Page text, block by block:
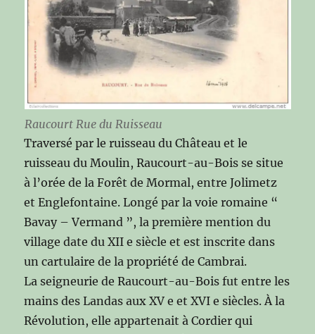
Raucourt Rue du Ruisseau
Traversé par le ruisseau du Château et le
ruisseau du Moulin, Raucourt-au-Bois se situe
à l’orée de la Forêt de Mormal, entre Jolimetz
et Englefontaine. Longé par la voie romaine “
Bavay – Vermand ”, la première mention du
village date du XII e siècle et est inscrite dans
un cartulaire de la propriété de Cambrai.
La seigneurie de Raucourt-au-Bois fut entre les
mains des Landas aux XV e et XVI e siècles. À la
Révolution, elle appartenait à Cordier qui